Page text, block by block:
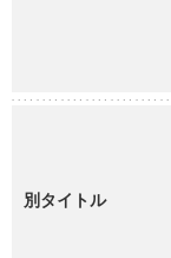
別タイトル